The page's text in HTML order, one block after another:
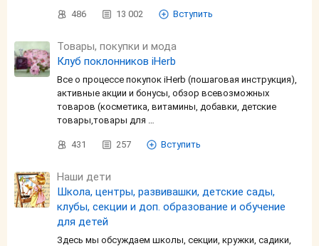
486 13 002 Вступить
Товары, покупки и мода
Клуб поклонников iHerb
Все о процессе покупок iHerb (пошаговая инструкция),
активные акции и бонусы, обзор всевозможных
товаров (косметика, витамины, добавки, детские
товары,товары для …
431 257 Вступить
Наши дети
Школа, центры, развивашки, детские сады,
клубы, секции и доп. образование и обучение
для детей
Здесь мы обсуждаем школы, секции, кружки, садики,